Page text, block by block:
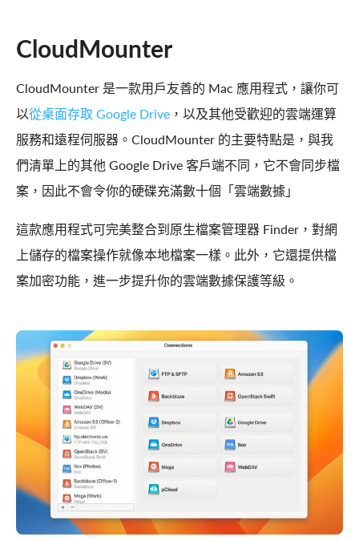
CloudMounter
CloudMounter 是一款用戶友善的 Mac 應用程式，讓你可
以從桌面存取 Google Drive ，以及其他受歡迎的雲端運算
服務和遠程伺服器。CloudMounter 的主要特點是，與我
們清單上的其他 Google Drive 客戶端不同，它不會同步檔
案，因此不會令你的硬碟充滿數十個「雲端數據」
這款應用程式可完美整合到原生檔案管理器 Finder，對網
上儲存的檔案操作就像本地檔案一樣。此外，它還提供檔
案加密功能，進一步提升你的雲端數據保護等級。